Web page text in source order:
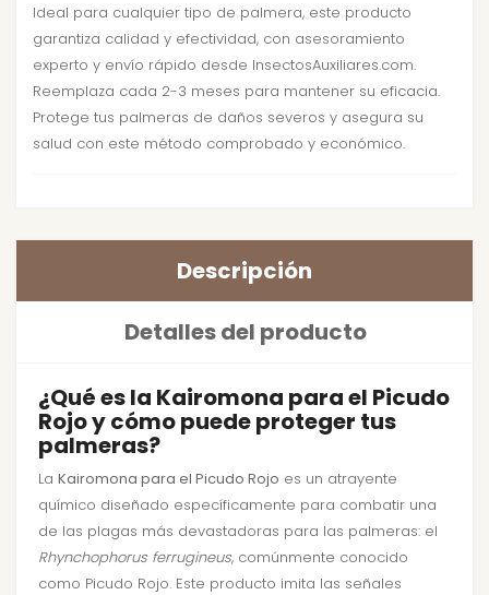
Ideal para cualquier tipo de palmera, este producto
garantiza calidad y efectividad, con asesoramiento
experto y envío rápido desde InsectosAuxiliares.com.
Reemplaza cada 2-3 meses para mantener su eficacia.
Protege tus palmeras de daños severos y asegura su
salud con este método comprobado y económico.
Descripción
Detalles del producto
¿Qué es la Kairomona para el Picudo
Rojo y cómo puede proteger tus
palmeras?
La Kairomona para el Picudo Rojo es un atrayente
químico diseñado específicamente para combatir una
de las plagas más devastadoras para las palmeras: el
Rhynchophorus ferrugineus, comúnmente conocido
como Picudo Rojo. Este producto imita las señales